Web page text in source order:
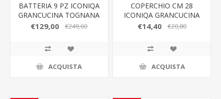
BATTERIA 9 PZ ICONIQA
GRANCUCINA TOGNANA
€129,00 €249,60
ACQUISTA
COPERCHIO CM 28
ICONIQA GRANCUCINA
€14,40 €20,80
ACQUISTA